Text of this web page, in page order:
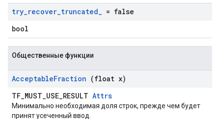
try_recover_truncated_ = false
bool
Общественные функции
AcceptableFraction (float x)
TF_MUST_USE_RESULT Attrs
Минимально необходимая доля строк, прежде чем будет
принят усеченный ввод.